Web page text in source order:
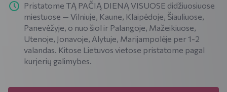
Pristatome TĄ PAČIĄ DIENĄ VISUOSE didžiuosiuose
miestuose — Vilniuje, Kaune, Klaipėdoje, Šiauliuose,
Panevėžyje, o nuo šiol ir Palangoje, Mažeikiuose,
Utenoje, Jonavoje, Alytuje, Marijampolėje per 1-2
valandas. Kitose Lietuvos vietose pristatome pagal
kurjerių galimybes.